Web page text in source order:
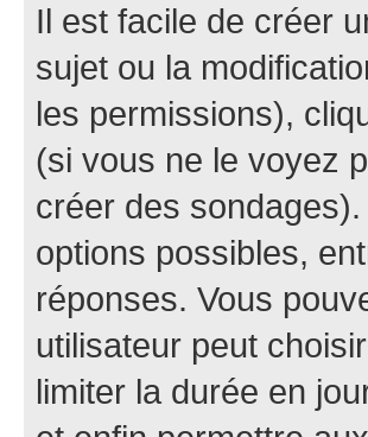
Il est facile de créer
sujet ou la
les permissions),
(si vous ne le voyez
créer des
options possibles,
réponses. Vous
utilisateur peut
limiter la durée en